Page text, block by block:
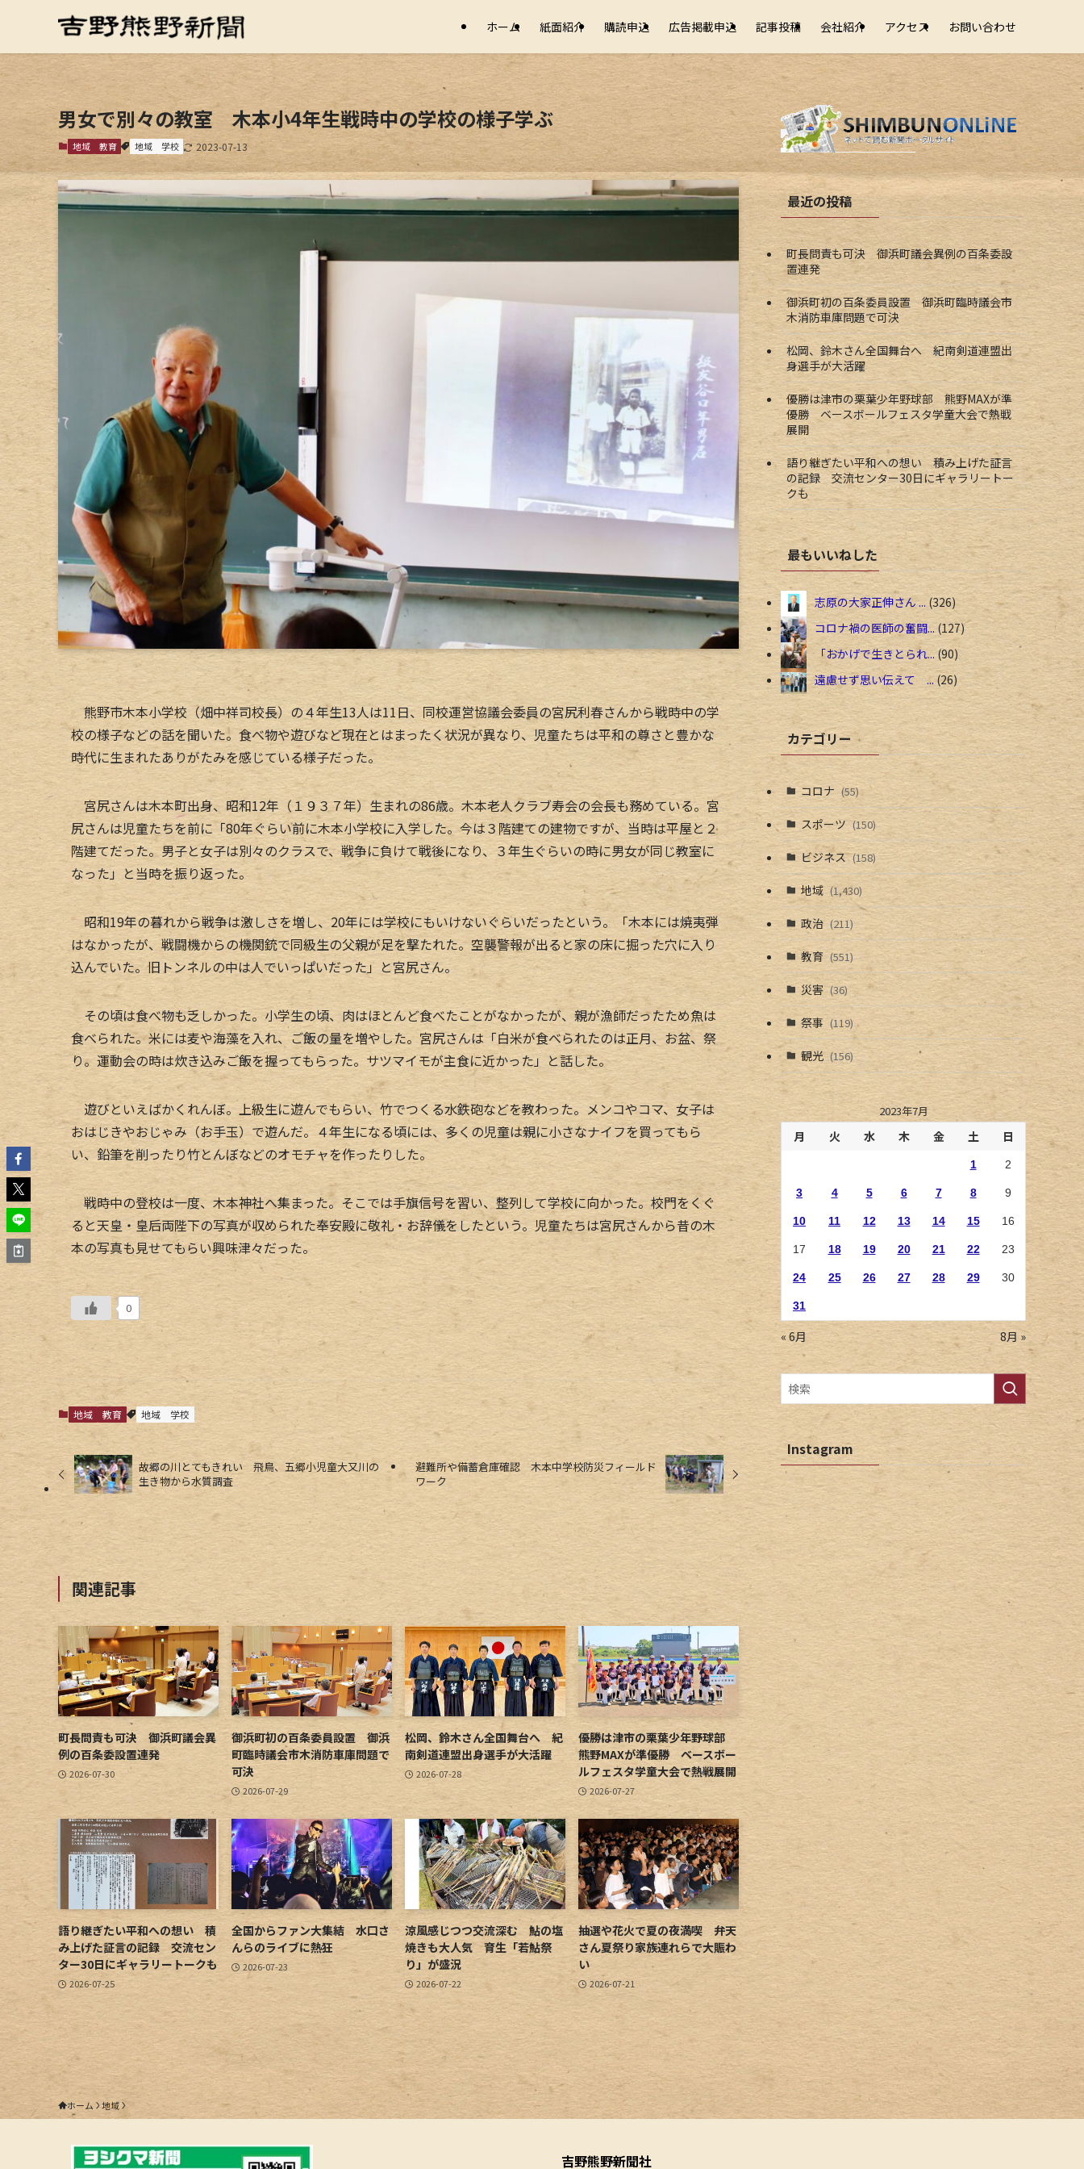
ホーム 紙面紹介 購読申込 広告掲載申込 記事投稿 会社紹介 アクセス お問い合わせ
男女で別々の教室 木本小4年生戦時中の学校の様子学ぶ
地域 教育 地域 学校 2023-07-13
熊野市木本小学校（畑中祥司校長）の４年生13人は11日、同校運営協議会委員の宮尻利春さんから戦時中の学
校の様子などの話を聞いた。食べ物や遊びなど現在とはまったく状況が異なり、児童たちは平和の尊さと豊かな
時代に生まれたありがたみを感じている様子だった。
宮尻さんは木本町出身、昭和12年（１９３７年）生まれの86歳。木本老人クラブ寿会の会長も務めている。宮
尻さんは児童たちを前に「80年ぐらい前に木本小学校に入学した。今は３階建ての建物ですが、当時は平屋と２
階建てだった。男子と女子は別々のクラスで、戦争に負けて戦後になり、３年生ぐらいの時に男女が同じ教室に
なった」と当時を振り返った。
昭和19年の暮れから戦争は激しさを増し、20年には学校にもいけないぐらいだったという。「木本には焼夷弾
はなかったが、戦闘機からの機関銃で同級生の父親が足を撃たれた。空襲警報が出ると家の床に掘った穴に入り
込んでいた。旧トンネルの中は人でいっぱいだった」と宮尻さん。
その頃は食べ物も乏しかった。小学生の頃、肉はほとんど食べたことがなかったが、親が漁師だったため魚は
食べられた。米には麦や海藻を入れ、ご飯の量を増やした。宮尻さんは「白米が食べられたのは正月、お盆、祭
り。運動会の時は炊き込みご飯を握ってもらった。サツマイモが主食に近かった」と話した。
遊びといえばかくれんぼ。上級生に遊んでもらい、竹でつくる水鉄砲などを教わった。メンコやコマ、女子は
おはじきやおじゃみ（お手玉）で遊んだ。４年生になる頃には、多くの児童は親に小さなナイフを買ってもら
い、鉛筆を削ったり竹とんぼなどのオモチャを作ったりした。
戦時中の登校は一度、木本神社へ集まった。そこでは手旗信号を習い、整列して学校に向かった。校門をくぐ
ると天皇・皇后両陛下の写真が収められた奉安殿に敬礼・お辞儀をしたという。児童たちは宮尻さんから昔の木
本の写真も見せてもらい興味津々だった。
0
地域 教育 地域 学校
故郷の川とてもきれい 飛鳥、五郷小児童大又川の
生き物から水質調査
避難所や備蓄倉庫確認 木本中学校防災フィールド
ワーク
関連記事
町長問責も可決 御浜町議会異
例の百条委設置連発
2026-07-30
御浜町初の百条委員設置 御浜
町臨時議会市木消防車庫問題で
可決
2026-07-29
松岡、鈴木さん全国舞台へ 紀
南剣道連盟出身選手が大活躍
2026-07-28
優勝は津市の栗葉少年野球部
熊野MAXが準優勝 ベースボー
ルフェスタ学童大会で熱戦展開
2026-07-27
語り継ぎたい平和への想い 積
み上げた証言の記録 交流セン
ター30日にギャラリートークも
2026-07-25
全国からファン大集結 水口さ
んらのライブに熱狂
2026-07-23
涼風感じつつ交流深む 鮎の塩
焼きも大人気 育生「若鮎祭
り」が盛況
2026-07-22
抽選や花火で夏の夜満喫 弁天
さん夏祭り家族連れらで大賑わ
い
2026-07-21
最近の投稿
町長問責も可決 御浜町議会異例の百条委設
置連発
御浜町初の百条委員設置 御浜町臨時議会市
木消防車庫問題で可決
松岡、鈴木さん全国舞台へ 紀南剣道連盟出
身選手が大活躍
優勝は津市の栗葉少年野球部 熊野MAXが準
優勝 ベースボールフェスタ学童大会で熱戦
展開
語り継ぎたい平和への想い 積み上げた証言
の記録 交流センター30日にギャラリートー
クも
最もいいねした
志原の大家正伸さん ... 326
コロナ禍の医師の奮闘... 127
「おかげで生きとられ... 90
遠慮せず思い伝えて ... 26
カテゴリー
コロナ (55)
スポーツ (150)
ビジネス (158)
地域 (1,430)
政治 (211)
教育 (551)
災害 (36)
祭事 (119)
観光 (156)
2023年7月
月 火 水 木 金 土 日
1 2
3 4 5 6 7 8 9
10 11 12 13 14 15 16
17 18 19 20 21 22 23
24 25 26 27 28 29 30
31
« 6月 8月 »
Instagram
ホーム 地域
吉野熊野新聞社